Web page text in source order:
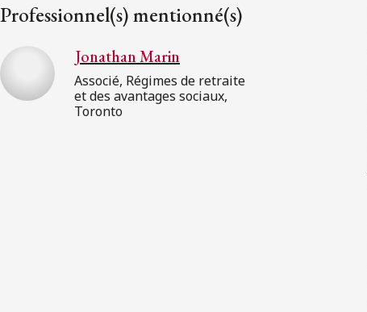
Professionnel(s) mentionné(s)
Jonathan Marin
Associé, Régimes de retraite
et des avantages sociaux,
Toronto